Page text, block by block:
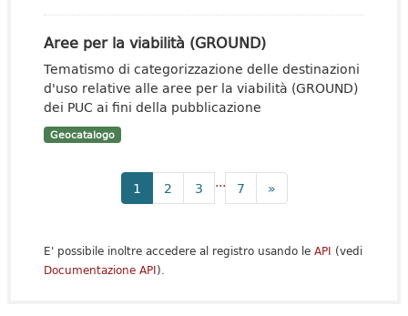
Aree per la viabilità (GROUND)
Tematismo di categorizzazione delle destinazioni
d'uso relative alle aree per la viabilità (GROUND)
dei PUC ai fini della pubblicazione
Geocatalogo
1 2 3 ... 7 »
E' possibile inoltre accedere al registro usando le API (vedi
Documentazione API).